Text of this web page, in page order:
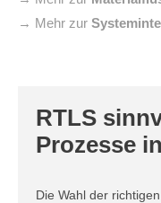
→ Mehr zur
RTLS
Prozesse
Die Wahl der